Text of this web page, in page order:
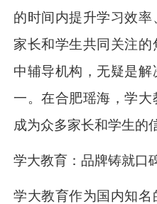
的时间内提升学习效
家长和学生共同关注
中辅导机构，无疑是
一。在合肥瑶海，学大
成为众多家长和学生的
学大教育：品牌铸就口
学大教育作为国内知